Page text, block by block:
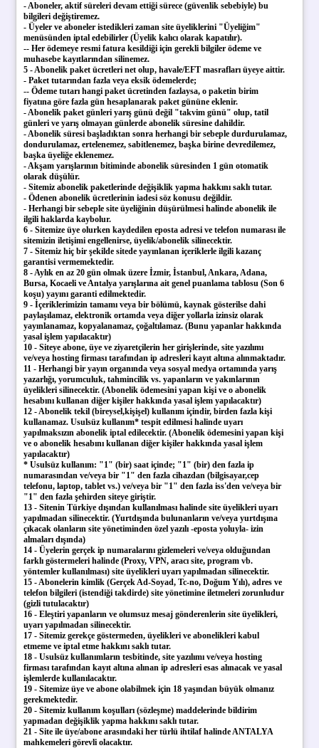
- Aboneler, aktif süreleri devam ettiği sürece (güvenlik sebebiyle) bu
bilgileri değiştiremez.
- Üyeler ve aboneler istedikleri zaman site üyeliklerini "Üyeliğim"
menüsünden iptal edebilirler (Üyelik kalıcı olarak kapatılır).
-- Her ödemeye resmi fatura kesildiği için gerekli bilgiler ödeme ve
muhasebe kayıtlarından silinemez.
5 - Abonelik paket ücretleri net olup, havale/EFT masrafları üyeye aittir.
- Paket tutarından fazla veya eksik ödemelerde;
-- Ödeme tutarı hangi paket ücretinden fazlaysa, o paketin birim
fiyatına göre fazla gün hesaplanarak paket gününe eklenir.
- Abonelik paket günleri yarış günü değil "takvim günü" olup, tatil
günleri ve yarış olmayan günlerde abonelik süresine dahildir.
- Abonelik süresi başladıktan sonra herhangi bir sebeple durdurulamaz,
dondurulamaz, ertelenemez, sabitlenemez, başka birine devredilemez,
başka üyeliğe eklenemez.
- Akşam yarışlarının bitiminde abonelik süresinden 1 gün otomatik
olarak düşülür.
- Sitemiz abonelik paketlerinde değişiklik yapma hakkını saklı tutar.
- Ödenen abonelik ücretlerinin iadesi söz konusu değildir.
- Herhangi bir sebeple site üyeliğinin düşürülmesi halinde abonelik ile
ilgili haklarda kaybolur.
6 - Sitemize üye olurken kaydedilen eposta adresi ve telefon numarası ile
sitemizin iletişimi engellenirse, üyelik/abonelik silinecektir.
7 - Sitemiz hiç bir şekilde sitede yayınlanan içeriklerle ilgili kazanç
garantisi vermemektedir.
8 - Aylık en az 20 gün olmak üzere İzmir, İstanbul, Ankara, Adana,
Bursa, Kocaeli ve Antalya yarışlarına ait genel puanlama tablosu (Son 6
koşu) yayını garanti edilmektedir.
9 - İçeriklerimizin tamamı veya bir bölümü, kaynak gösterilse dahi
paylaşılamaz, elektronik ortamda veya diğer yollarla izinsiz olarak
yayınlanamaz, kopyalanamaz, çoğaltılamaz. (Bunu yapanlar hakkında
yasal işlem yapılacaktır)
10 - Siteye abone, üye ve ziyaretçilerin her girişlerinde, site yazılımı
ve/veya hosting firması tarafından ip adresleri kayıt altına alınmaktadır.
11 - Herhangi bir yayın organında veya sosyal medya ortamında yarış
yazarlığı, yorumculuk, tahmincilik vs. yapanların ve yakınlarının
üyelikleri silinecektir. (Abonelik ödemesini yapan kişi ve o abonelik
hesabını kullanan diğer kişiler hakkında yasal işlem yapılacaktır)
12 - Abonelik tekil (bireysel,kişişel) kullanım içindir, birden fazla kişi
kullanamaz. Usulsüz kullanım* tespit edilmesi halinde uyarı
yapılmaksızın abonelik iptal edilecektir. (Abonelik ödemesini yapan kişi
ve o abonelik hesabını kullanan diğer kişiler hakkında yasal işlem
yapılacaktır)
* Usulsüz kullanım: "1" (bir) saat içinde; "1" (bir) den fazla ip
numarasından ve/veya bir "1" den fazla cihazdan (bilgisayar,cep
telefonu, laptop, tablet vs.) ve/veyabir "1" den fazlaiss'den ve/veyabir
"1" den fazlaşehirden siteye giriştir.
13 - Sitenin Türkiye dışından kullanılması halinde site üyelikleri uyarı
yapılmadan silinecektir. (Yurtdışında bulunanların ve/veya yurtdışına
çıkacak olanların site yönetiminden özel yazılı -eposta yoluyla- izin
almaları dışında)
14 - Üyelerin gerçek ip numaralarını gizlemeleri ve/veya olduğundan
farklı göstermeleri halinde (Proxy, VPN, aracı site, program vb.
yöntemler kullanılması) site üyelikleri uyarı yapılmadan silinecektir.
15 - Abonelerin kimlik (Gerçek Ad-Soyad, Tc-no, Doğum Yılı), adres ve
telefon bilgileri (istendiği takdirde) site yönetimine iletmeleri zorunludur
(gizli tutulacaktır)
16 - Eleştiri yapanların ve olumsuz mesaj gönderenlerin site üyelikleri,
uyarı yapılmadan silinecektir.
17 - Sitemiz gerekçe göstermeden, üyelikleri ve abonelikleri kabul
etmeme ve iptal etme hakkını saklı tutar.
18 - Usulsüz kullanımların tesbitinde, site yazılımı ve/veya hosting
firması tarafından kayıt altına alınan ip adresleri esas alınacak ve yasal
işlemlerde kullanılacaktır.
19 - Sitemize üye ve abone olabilmek için 18 yaşından büyük olmanız
gerekmektedir.
20 - Sitemiz kullanım koşulları (sözleşme) maddelerinde bildirim
yapmadan değişiklik yapma hakkını saklı tutar.
21 - Site ile üye/abone arasındaki her türlü ihtilaf halinde ANTALYA
mahkemeleri görevli olacaktır.